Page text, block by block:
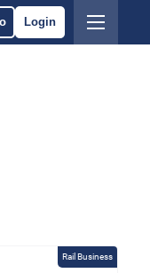
Login
Rail Business